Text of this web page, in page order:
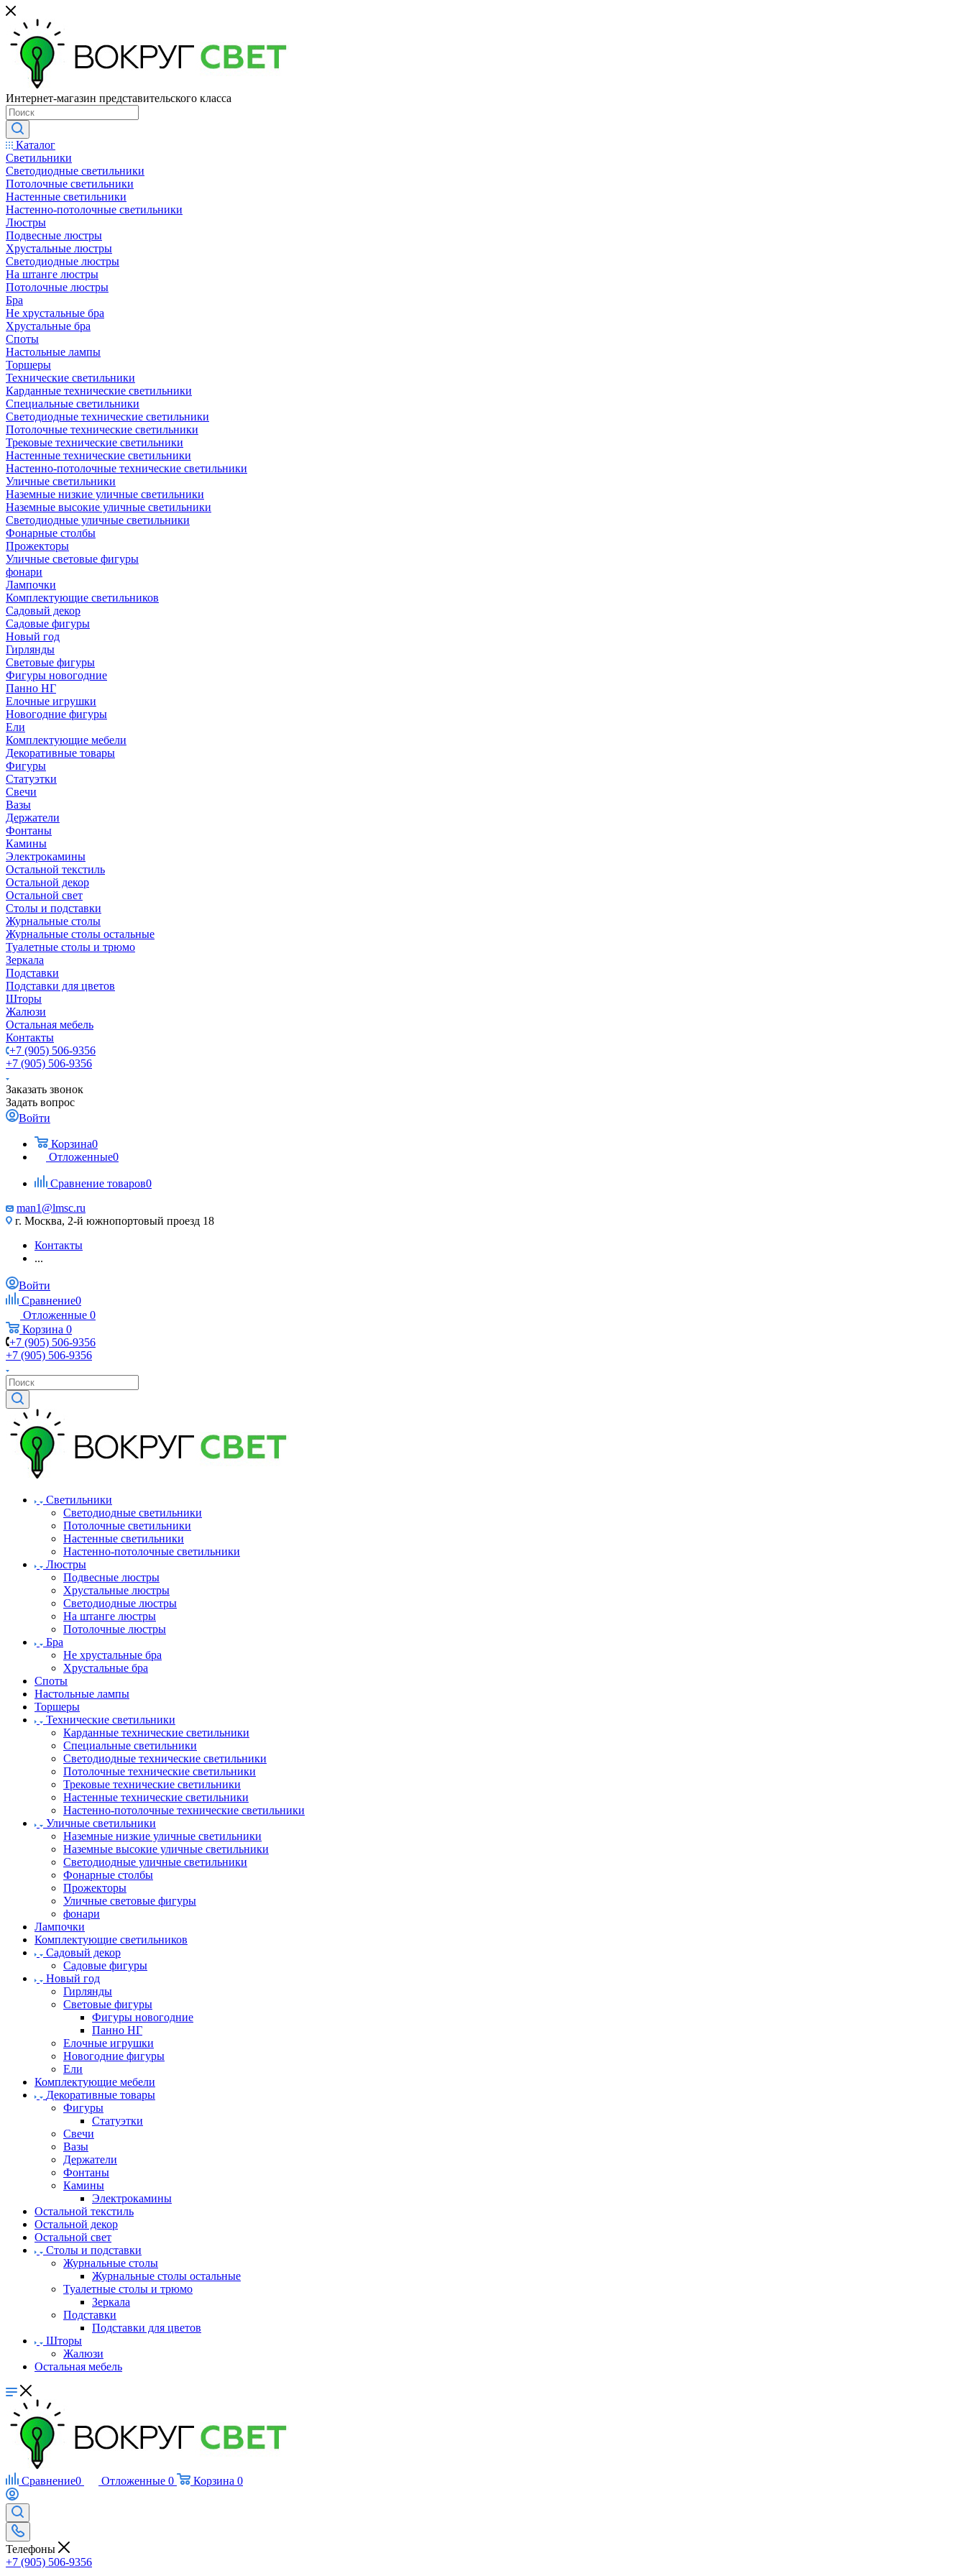
Интернет-магазин представительского класса
Каталог
Светильники
Светодиодные светильники
Потолочные светильники
Настенные светильники
Настенно-потолочные светильники
Люстры
Подвесные люстры
Хрустальные люстры
Светодиодные люстры
На штанге люстры
Потолочные люстры
Бра
Не хрустальные бра
Хрустальные бра
Споты
Настольные лампы
Торшеры
Технические светильники
Карданные технические светильники
Специальные светильники
Светодиодные технические светильники
Потолочные технические светильники
Трековые технические светильники
Настенные технические светильники
Настенно-потолочные технические светильники
Уличные светильники
Наземные низкие уличные светильники
Наземные высокие уличные светильники
Светодиодные уличные светильники
Фонарные столбы
Прожекторы
Уличные световые фигуры
фонари
Лампочки
Комплектующие светильников
Садовый декор
Садовые фигуры
Новый год
Гирлянды
Световые фигуры
Фигуры новогодние
Панно НГ
Елочные игрушки
Новогодние фигуры
Ели
Комплектующие мебели
Декоративные товары
Фигуры
Статуэтки
Свечи
Вазы
Держатели
Фонтаны
Камины
Электрокамины
Остальной текстиль
Остальной декор
Остальной свет
Столы и подставки
Журнальные столы
Журнальные столы остальные
Туалетные столы и трюмо
Зеркала
Подставки
Подставки для цветов
Шторы
Жалюзи
Остальная мебель
Контакты
+7 (905) 506-9356
+7 (905) 506-9356
Заказать звонок
Задать вопрос
Войти
Корзина0
Отложенные0
Сравнение товаров0
man1@lmsc.ru
г. Москва, 2-й южнопортовый проезд 18
Контакты
...
Войти
Сравнение0
Отложенные 0
Корзина 0
+7 (905) 506-9356
+7 (905) 506-9356
Светильники
Светодиодные светильники
Потолочные светильники
Настенные светильники
Настенно-потолочные светильники
Люстры
Подвесные люстры
Хрустальные люстры
Светодиодные люстры
На штанге люстры
Потолочные люстры
Бра
Не хрустальные бра
Хрустальные бра
Споты
Настольные лампы
Торшеры
Технические светильники
Карданные технические светильники
Специальные светильники
Светодиодные технические светильники
Потолочные технические светильники
Трековые технические светильники
Настенные технические светильники
Настенно-потолочные технические светильники
Уличные светильники
Наземные низкие уличные светильники
Наземные высокие уличные светильники
Светодиодные уличные светильники
Фонарные столбы
Прожекторы
Уличные световые фигуры
фонари
Лампочки
Комплектующие светильников
Садовый декор
Садовые фигуры
Новый год
Гирлянды
Световые фигуры
Фигуры новогодние
Панно НГ
Елочные игрушки
Новогодние фигуры
Ели
Комплектующие мебели
Декоративные товары
Фигуры
Статуэтки
Свечи
Вазы
Держатели
Фонтаны
Камины
Электрокамины
Остальной текстиль
Остальной декор
Остальной свет
Столы и подставки
Журнальные столы
Журнальные столы остальные
Туалетные столы и трюмо
Зеркала
Подставки
Подставки для цветов
Шторы
Жалюзи
Остальная мебель
Сравнение0 Отложенные 0 Корзина 0
Телефоны
+7 (905) 506-9356